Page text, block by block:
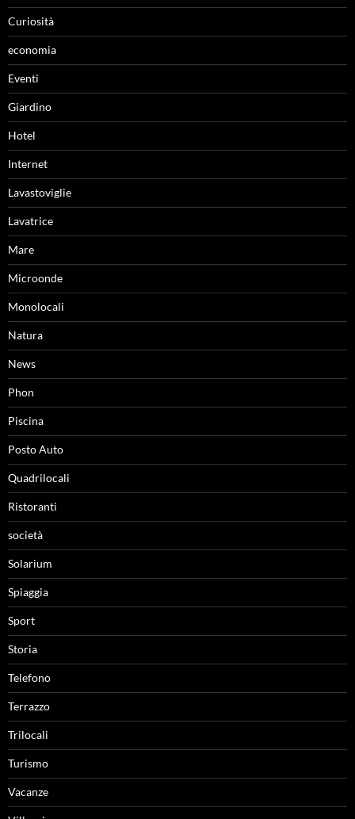
Curiosità
economia
Eventi
Giardino
Hotel
Internet
Lavastoviglie
Lavatrice
Mare
Microonde
Monolocali
Natura
News
Phon
Piscina
Posto Auto
Quadrilocali
Ristoranti
società
Solarium
Spiaggia
Sport
Storia
Telefono
Terrazzo
Trilocali
Turismo
Vacanze